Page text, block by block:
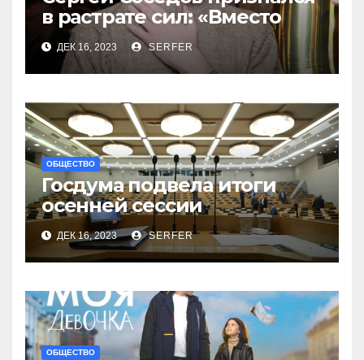
в растрате сил: «Вместо
меня взяли Пригожина»
ДЕК 16, 2023 SERFER
ОБЩЕСТВО
Госдума подвела итоги
осенней сессии
на заключительном в 2023
году заседании
ДЕК 16, 2023 SERFER
ОБЩЕСТВО